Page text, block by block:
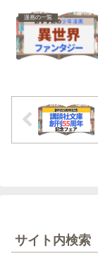
漫画の一覧
サイト内検索